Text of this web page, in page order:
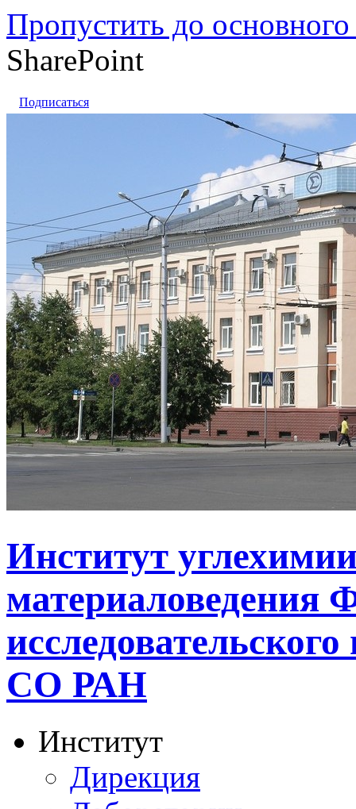
Пропустить до основного
SharePoint
Подписаться
Институт
материаловедения
СО РАН
Институт
Дирекция